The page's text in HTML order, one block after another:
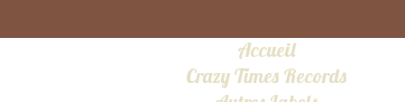
Accueil
Crazy Times Records